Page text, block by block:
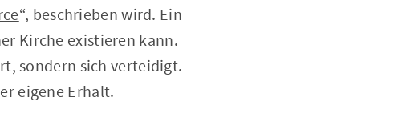
“, beschrieben wird. Ein
Kirche existieren kann.
sondern sich verteidigt.
eigene Erhalt.